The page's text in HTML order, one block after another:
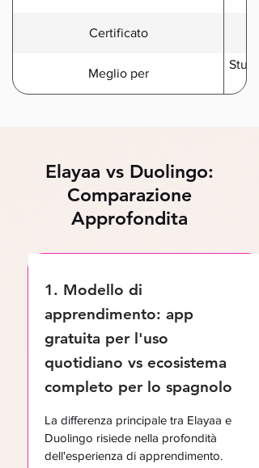
Certificato
Meglio per
Elayaa vs Duolingo:
Comparazione
Approfondita
1. Modello di
apprendimento: app
gratuita per l'uso
quotidiano vs ecosistema
completo per lo spagnolo
La differenza principale tra Elayaa e
Duolingo risiede nella profondità
dell'esperienza di apprendimento.